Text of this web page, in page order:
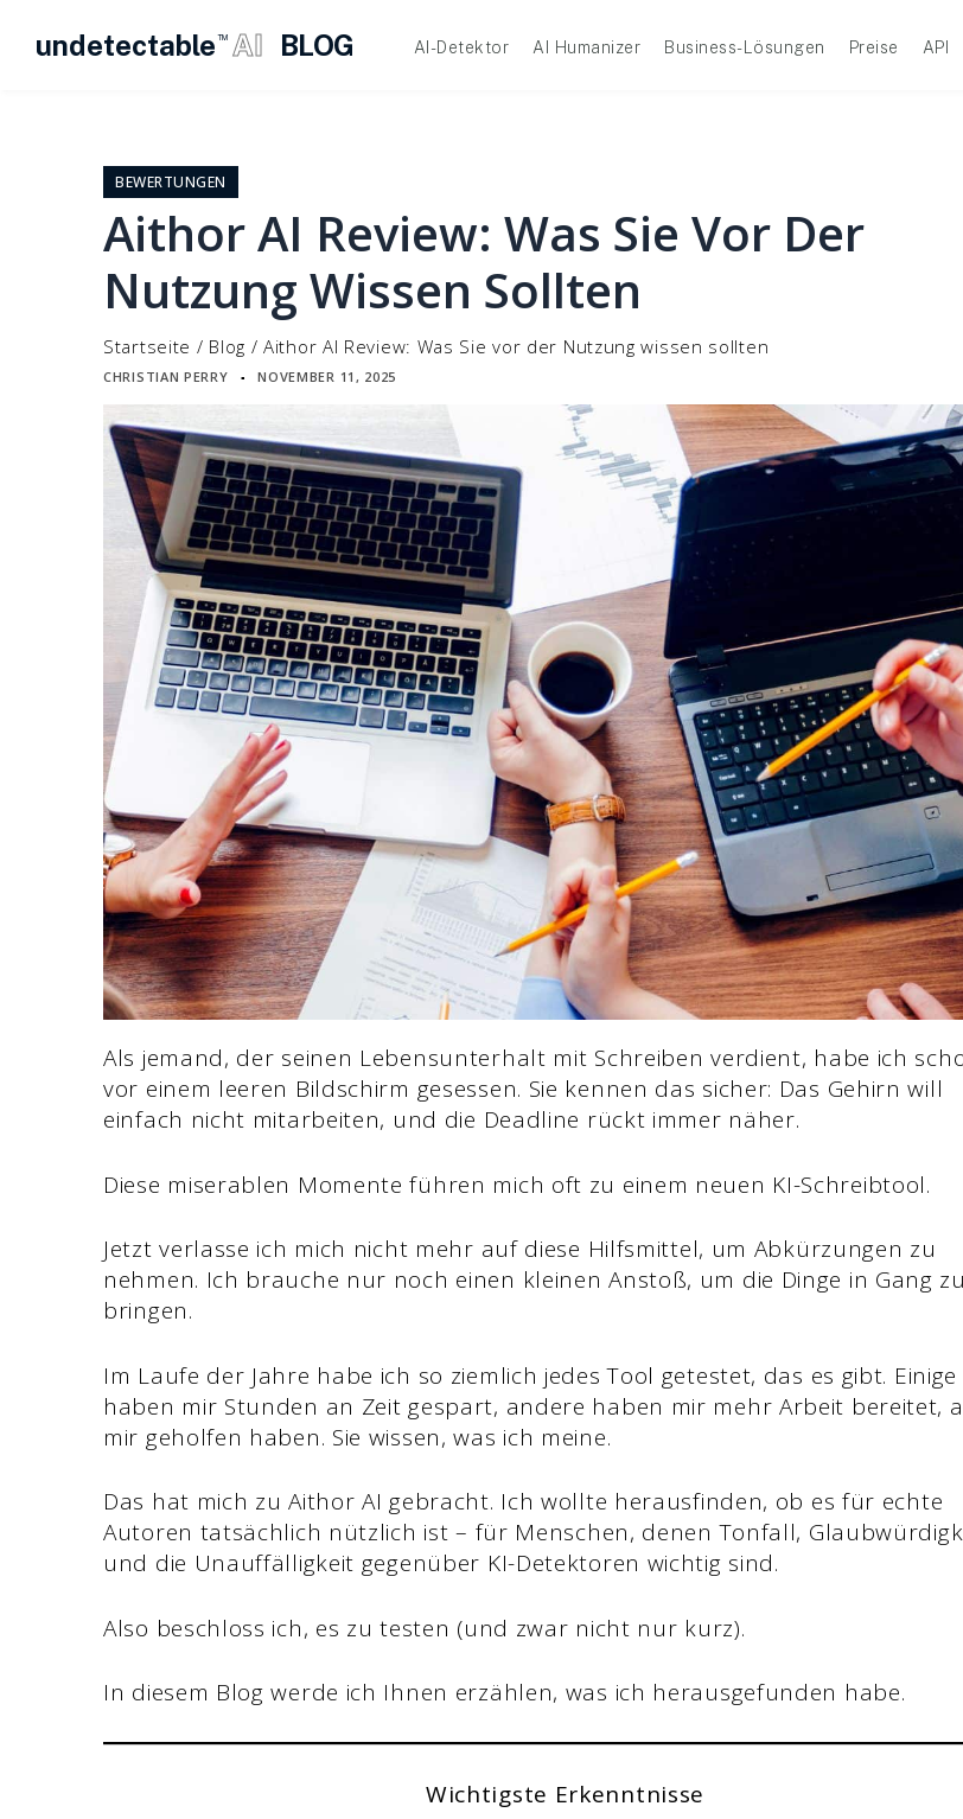
undetectable TM AI BLOG AI-Detektor AI Humanizer Business-Lösungen Preise API
BEWERTUNGEN
Aithor AI Review: Was Sie Vor Der
Nutzung Wissen Sollten
Startseite / Blog /Aithor AI Review: Was Sie vor der Nutzung wissen sollten
CHRISTIAN PERRY ▪ NOVEMBER 11, 2025
Als jemand, der seinen Lebensunterhalt mit Schreiben verdient, habe ich
vor einem leeren Bildschirm gesessen. Sie kennen das sicher: Das Gehirn will
einfach nicht mitarbeiten, und die Deadline rückt immer näher.
Diese miserablen Momente führen mich oft zu einem neuen KI-Schreibtool.
Jetzt verlasse ich mich nicht mehr auf diese Hilfsmittel, um Abkürzungen zu
nehmen. Ich brauche nur noch einen kleinen Anstoß, um die Dinge in Gang zu
bringen.
Im Laufe der Jahre habe ich so ziemlich jedes Tool getestet, das es gibt. Einige
haben mir Stunden an Zeit gespart, andere haben mir mehr Arbeit bereitet,
mir geholfen haben. Sie wissen, was ich meine.
Das hat mich zu Aithor AI gebracht. Ich wollte herausfinden, ob es für echte
Autoren tatsächlich nützlich ist – für Menschen, denen Tonfall,
und die Unauffälligkeit gegenüber KI-Detektoren wichtig sind.
Also beschloss ich, es zu testen (und zwar nicht nur kurz).
In diesem Blog werde ich Ihnen erzählen, was ich herausgefunden habe.
Wichtigste Erkenntnisse